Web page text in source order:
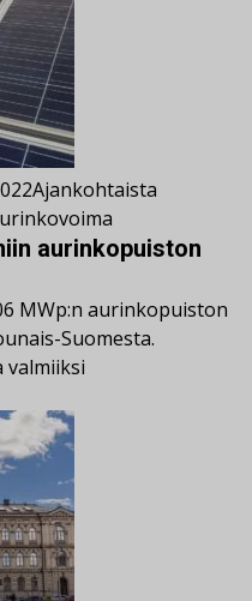
Ajankohtaista
aurinkopuiston
MWp:n aurinkopuiston
Suomesta.
valmiiksi